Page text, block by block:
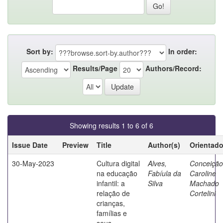
Sort by:
In order:
Results/Page
Authors/Record:
Showing results 1 to 6 of 6
Issue Date
Preview Title Author(s)
30-May-2023
Cultura digital
na educação
infantil: a
relação de
crianças,
famílias e
Alves,
Fabíula da
Silva
Caroline
Machado
Cortelini